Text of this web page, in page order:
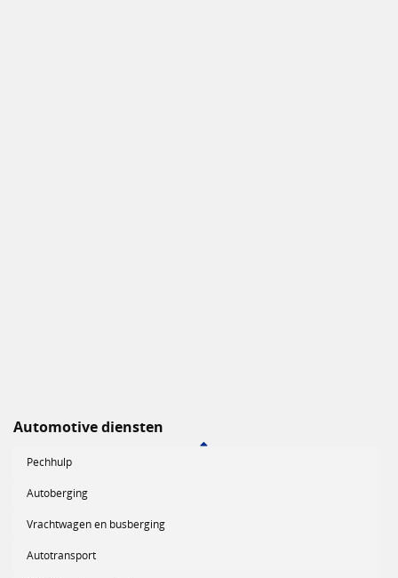
Automotive diensten
Pechhulp
Autoberging
Vrachtwagen en busberging
Autotransport